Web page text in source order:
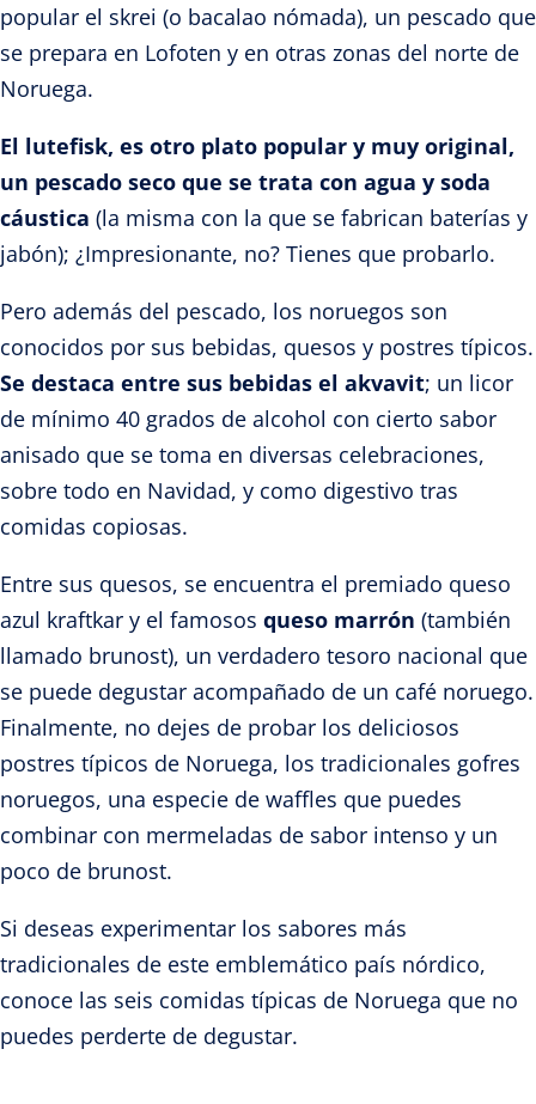
popular el skrei (o bacalao nómada), un pescado que
se prepara en Lofoten y en otras zonas del norte de
Noruega.
El lutefisk, es otro plato popular y muy original,
un pescado seco que se trata con agua y soda
cáustica (la misma con la que se fabrican baterías y
jabón); ¿Impresionante, no? Tienes que probarlo.
Pero además del pescado, los noruegos son
conocidos por sus bebidas, quesos y postres típicos.
Se destaca entre sus bebidas el akvavit; un licor
de mínimo 40 grados de alcohol con cierto sabor
anisado que se toma en diversas celebraciones,
sobre todo en Navidad, y como digestivo tras
comidas copiosas.
Entre sus quesos, se encuentra el premiado queso
azul kraftkar y el famosos queso marrón (también
llamado brunost), un verdadero tesoro nacional que
se puede degustar acompañado de un café noruego.
Finalmente, no dejes de probar los deliciosos
postres típicos de Noruega, los tradicionales gofres
noruegos, una especie de waffles que puedes
combinar con mermeladas de sabor intenso y un
poco de brunost.
Si deseas experimentar los sabores más
tradicionales de este emblemático país nórdico,
conoce las seis comidas típicas de Noruega que no
puedes perderte de degustar.